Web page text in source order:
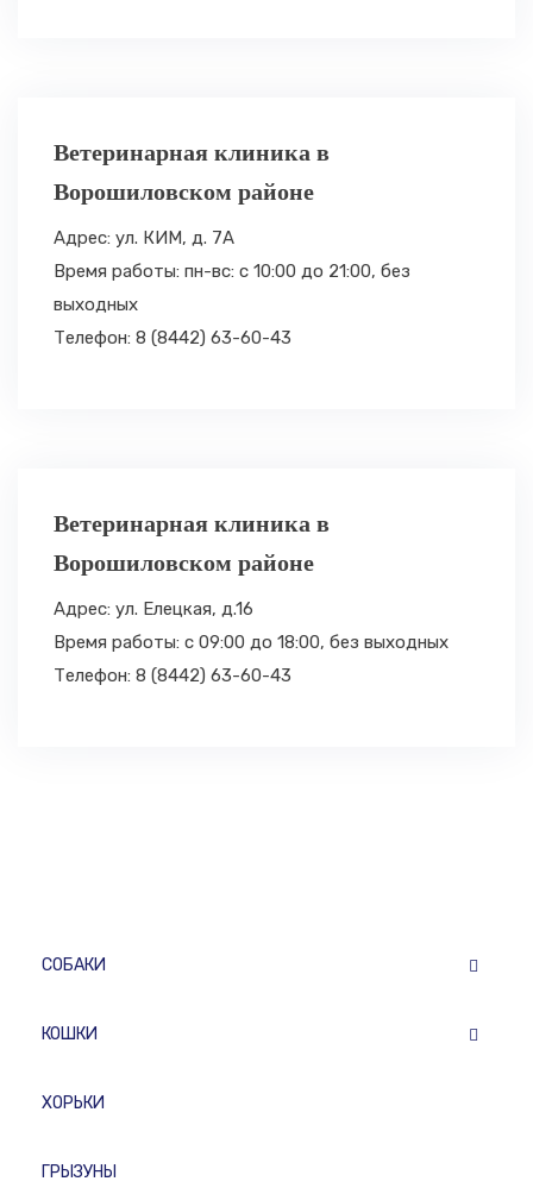
Ветеринарная клиника в
Ворошиловском районе
Адрес: ул. КИМ, д. 7А
Время работы: пн-вс: с 10:00 до 21:00, без
выходных
Телефон: 8 (8442) 63-60-43
Ветеринарная клиника в
Ворошиловском районе
Адрес: ул. Елецкая, д.16
Время работы: с 09:00 до 18:00, без выходных
Телефон: 8 (8442) 63-60-43
СОБАКИ
КОШКИ
ХОРЬКИ
ГРЫЗУНЫ